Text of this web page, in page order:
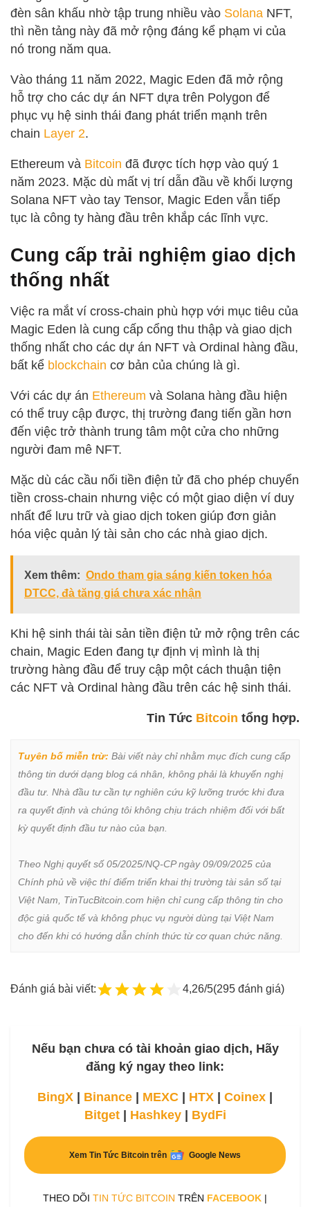
đèn sân khấu nhờ tập trung nhiều vào Solana NFT,
thì nền tảng này đã mở rộng đáng kể phạm vi của
nó trong năm qua.
Vào tháng 11 năm 2022, Magic Eden đã mở rộng
hỗ trợ cho các dự án NFT dựa trên Polygon để
phục vụ hệ sinh thái đang phát triển mạnh trên
chain Layer 2.
Ethereum và Bitcoin đã được tích hợp vào quý 1
năm 2023. Mặc dù mất vị trí dẫn đầu về khối lượng
Solana NFT vào tay Tensor, Magic Eden vẫn tiếp
tục là công ty hàng đầu trên khắp các lĩnh vực.
Cung cấp trải nghiệm giao dịch
thống nhất
Việc ra mắt ví cross-chain phù hợp với mục tiêu của
Magic Eden là cung cấp cổng thu thập và giao dịch
thống nhất cho các dự án NFT và Ordinal hàng đầu,
bất kể blockchain cơ bản của chúng là gì.
Với các dự án Ethereum và Solana hàng đầu hiện
có thể truy cập được, thị trường đang tiến gần hơn
đến việc trở thành trung tâm một cửa cho những
người đam mê NFT.
Mặc dù các cầu nối tiền điện tử đã cho phép chuyển
tiền cross-chain nhưng việc có một giao diện ví duy
nhất để lưu trữ và giao dịch token giúp đơn giản
hóa việc quản lý tài sản cho các nhà giao dịch.
Xem thêm: Ondo tham gia sáng kiến token hóa
DTCC, đà tăng giá chưa xác nhận
Khi hệ sinh thái tài sản tiền điện tử mở rộng trên các
chain, Magic Eden đang tự định vị mình là thị
trường hàng đầu để truy cập một cách thuận tiện
các NFT và Ordinal hàng đầu trên các hệ sinh thái.
Tin Tức Bitcoin tổng hợp.
Tuyên bố miễn trừ: Bài viết này chỉ nhằm mục đích cung cấp
thông tin dưới dạng blog cá nhân, không phải là khuyến nghị
đầu tư. Nhà đầu tư cần tự nghiên cứu kỹ lưỡng trước khi đưa
ra quyết định và chúng tôi không chịu trách nhiệm đối với bất
kỳ quyết định đầu tư nào của bạn.
Theo Nghị quyết số 05/2025/NQ-CP ngày 09/09/2025 của
Chính phủ về việc thí điểm triển khai thị trường tài sản số tại
Việt Nam, TinTucBitcoin.com hiện chỉ cung cấp thông tin cho
độc giả quốc tế và không phục vụ người dùng tại Việt Nam
cho đến khi có hướng dẫn chính thức từ cơ quan chức năng.
Đánh giá bài viết: 4,26/5(295 đánh giá)
Nếu bạn chưa có tài khoản giao dịch, Hãy
đăng ký ngay theo link:
BingX | Binance | MEXC | HTX | Coinex |
Bitget| Hashkey| BydFi
Xem Tin Tức Bitcoin trên Google News
THEO DÕI TIN TỨC BITCOIN TRÊN FACEBOOK |